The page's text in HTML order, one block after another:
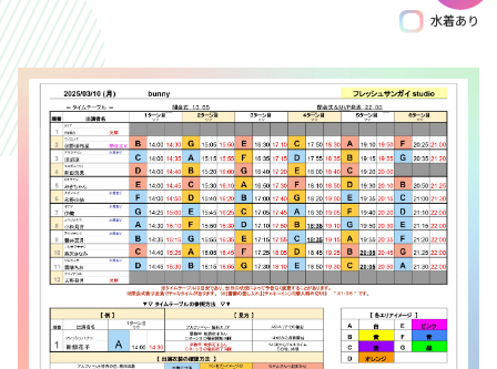
水着あり